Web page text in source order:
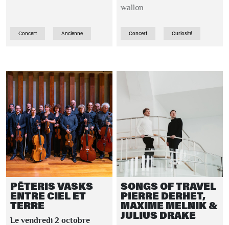
Concert Ancienne
wallon
Concert Curiosité
PĒTERIS VASKS
ENTRE CIEL ET
TERRE
Le vendredi 2 octobre
SONGS OF TRAVEL
PIERRE DERHET,
MAXIME MELNIK &
JULIUS DRAKE